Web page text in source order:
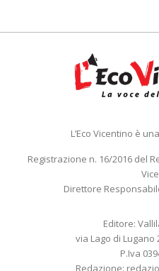
L’Eco Vicentino è
Registrazione n. 16/2016 del
Direttore
Editore:
via Lago di Lugano
P.Iva